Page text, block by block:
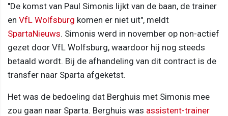
"De komst van Paul Simonis lijkt van de baan, de trainer
en VfL Wolfsburg komen er niet uit", meldt
SpartaNieuws. Simonis werd in november op non-actief
gezet door VfL Wolfsburg, waardoor hij nog steeds
betaald wordt. Bij de afhandeling van dit contract is de
transfer naar Sparta afgeketst.
Het was de bedoeling dat Berghuis met Simonis mee
zou gaan naar Sparta. Berghuis was assistent-trainer